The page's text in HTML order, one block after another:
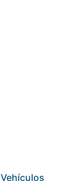
Vehículos